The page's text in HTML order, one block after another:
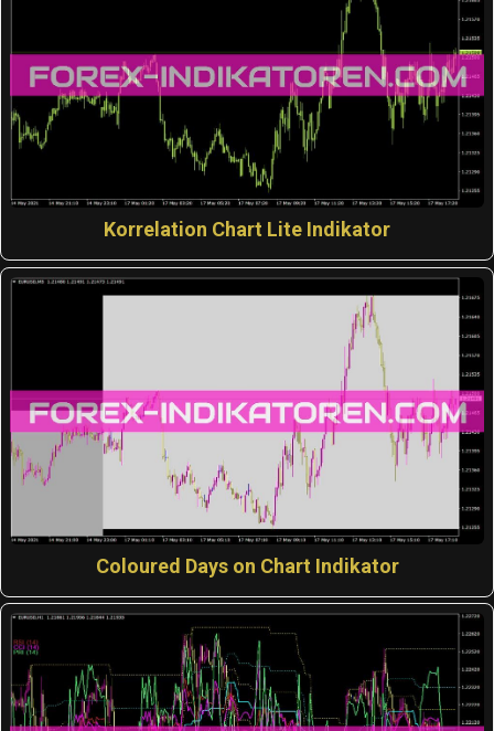
Korrelation Chart Lite Indikator
Coloured Days on Chart Indikator